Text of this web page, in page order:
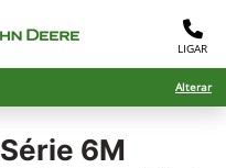
LIGAR
Alterar
Série 6M